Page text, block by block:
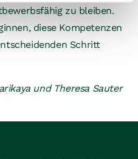
zu bleiben.
diese Kompetenzen
Schritt
und Theresa Sauter